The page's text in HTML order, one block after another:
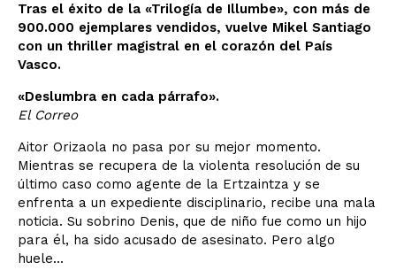
Tras el éxito de la «Trilogía de Illumbe», con más de
900.000 ejemplares vendidos, vuelve Mikel Santiago
con un thriller magistral en el corazón del País
Vasco.
«Deslumbra en cada párrafo».
El Correo
Aitor Orizaola no pasa por su mejor momento.
Mientras se recupera de la violenta resolución de su
último caso como agente de la Ertzaintza y se
enfrenta a un expediente disciplinario, recibe una mala
noticia. Su sobrino Denis, que de niño fue como un hijo
para él, ha sido acusado de asesinato. Pero algo
huele...